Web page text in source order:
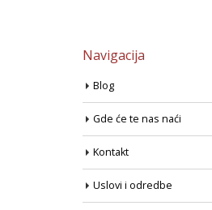
Navigacija
Blog
Gde će te nas naći
Kontakt
Uslovi i odredbe